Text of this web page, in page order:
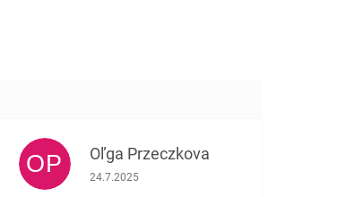
OP Oľga Przeczkova
Hodnotenie obchodu je 5 z 5 hviezdičiek.
24.7.2025